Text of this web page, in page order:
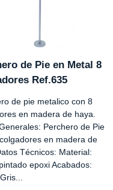
de Pie en Metal 8
Ref.635
de pie metalico con 8
en madera de haya.
Perchero de Pie
en madera de
Técnicos: Material:
epoxi Acabados: